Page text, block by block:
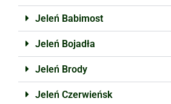
Jeleń Babimost
Jeleń Bojadła
Jeleń Brody
Jeleń Czerwieńsk